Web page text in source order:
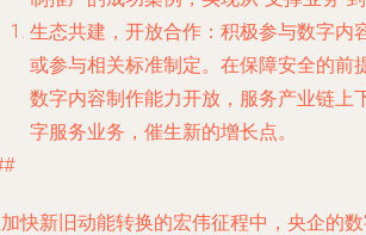
生态共建，开放合作 ：积极参与数字内
或参与相关标准制定。在保障安全的前
数字内容制作能力开放，服务产业链上
字服务业务，催生新的增长点。
快新旧动能转换的宏伟征程中，央企的